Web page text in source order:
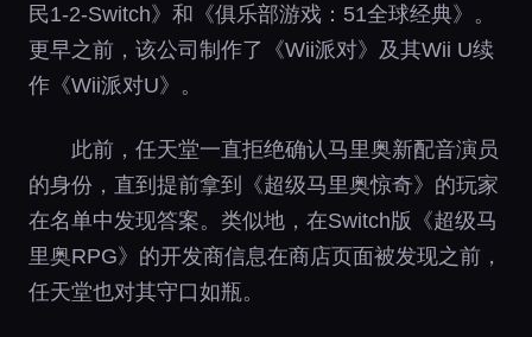
民1-2-Switch》和《俱乐部游戏：51全球经典》。
更早之前，该公司制作了《Wii派对》及其Wii U续
作《Wii派对U》。
此前，任天堂一直拒绝确认马里奥新配音演员
的身份，直到提前拿到《超级马里奥惊奇》的玩家
在名单中发现答案。类似地，在Switch版《超级马
里奥RPG》的开发商信息在商店页面被发现之前，
任天堂也对其守口如瓶。